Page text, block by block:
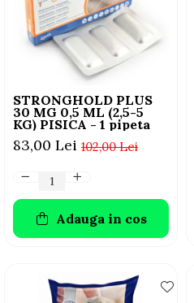
STRONGHOLD PLUS
30 MG 0,5 ML (2,5-5
KG) PISICA - 1 pipeta
102,00 Lei
83,00 Lei
Adauga in cos